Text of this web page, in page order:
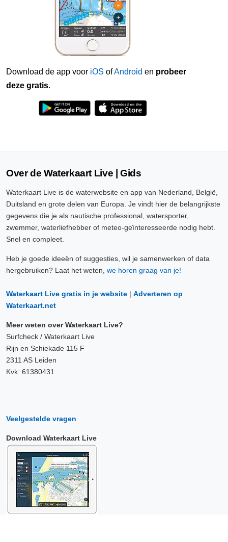
Download de app voor iOS ofAndroid en probeer
deze gratis.
Over de Waterkaart Live | Gids
Waterkaart Live is de waterwebsite en app van Nederland, België,
Duitsland en grote delen van Europa. Je vindt hier de belangrijkste
gegevens die je als nautische professional, watersporter,
zwemmer, waterliefhebber of meteo-geïnteresseerde nodig hebt.
Snel en compleet.
Heb je goede ideeën of suggesties, wil je samenwerken of data
hergebruiken? Laat het weten, we horen graag van je!
Waterkaart Live gratis in je website | Adverteren op
Waterkaart.net
Meer weten over Waterkaart Live?
Surfcheck / Waterkaart Live
Rijn en Schiekade 115 F
2311 AS Leiden
Kvk: 61380431
Veelgestelde vragen
Download Waterkaart Live